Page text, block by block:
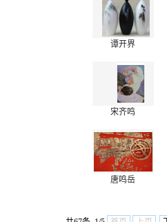
谭开界
宋齐鸣
唐鸣岳